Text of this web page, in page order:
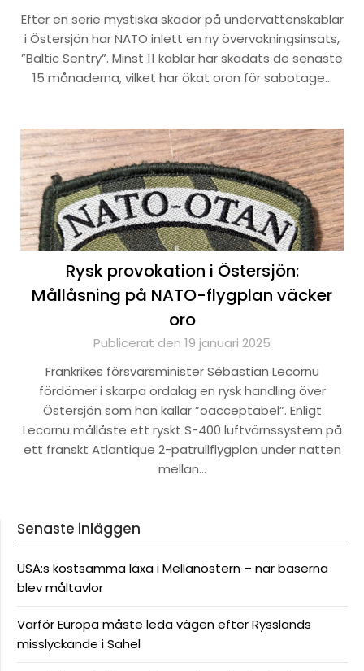
Efter en serie mystiska skador på undervattenskablar
i Östersjön har NATO inlett en ny övervakningsinsats,
”Baltic Sentry”. Minst 11 kablar har skadats de senaste
15 månaderna, vilket har ökat oron för sabotage…
Rysk provokation i Östersjön:
Mållåsning på NATO-flygplan väcker
oro
Publicerat den 19 januari 2025
Frankrikes försvarsminister Sébastian Lecornu
fördömer i skarpa ordalag en rysk handling över
Östersjön som han kallar ”oacceptabel”. Enligt
Lecornu mållåste ett ryskt S-400 luftvärnssystem på
ett franskt Atlantique 2-patrullflygplan under natten
mellan…
Senaste inläggen
USA:s kostsamma läxa i Mellanöstern – när baserna
blev måltavlor
Varför Europa måste leda vägen efter Rysslands
misslyckande i Sahel